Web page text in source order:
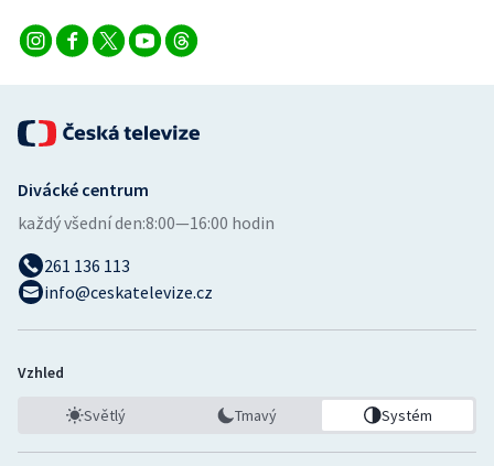
Divácké centrum
každý všední den:8:00—16:00 hodin
261 136 113
info@ceskatelevize.cz
Vzhled
Světlý Tmavý Systém